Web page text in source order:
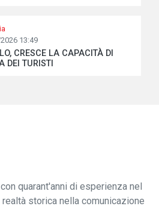
13:49
CRESCE LA CAPACITÀ DI
DEI TURISTI
quarant'anni di esperienza nel
storica nella comunicazione